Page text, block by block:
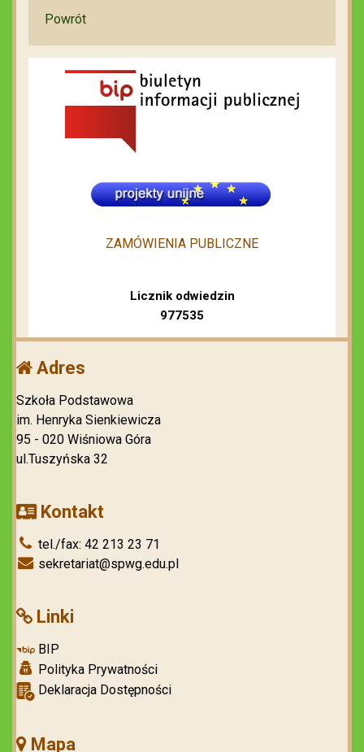
Powrót
ZAMÓWIENIA PUBLICZNE
Licznik odwiedzin
977535
Adres
Szkoła Podstawowa
im. Henryka Sienkiewicza
95 - 020 Wiśniowa Góra
ul.Tuszyńska 32
Kontakt
tel./fax: 42 213 23 71
sekretariat@spwg.edu.pl
Linki
BIP
Polityka Prywatności
Deklaracja Dostępności
Mapa